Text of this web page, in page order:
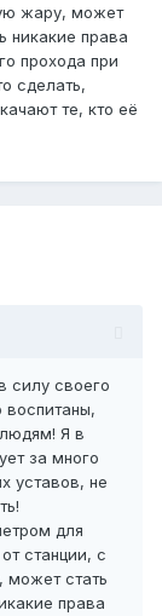
жару, может
никакие права
прохода при
сделать,
те, кто её
силу своего
воспитаны,
Я в
за много
уставов, не
для
станции, с
стать
права